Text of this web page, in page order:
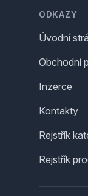
ODKAZY
Úvodní
Obchodní
Inzerce
Kontakty
Rejstřík
Rejstřík